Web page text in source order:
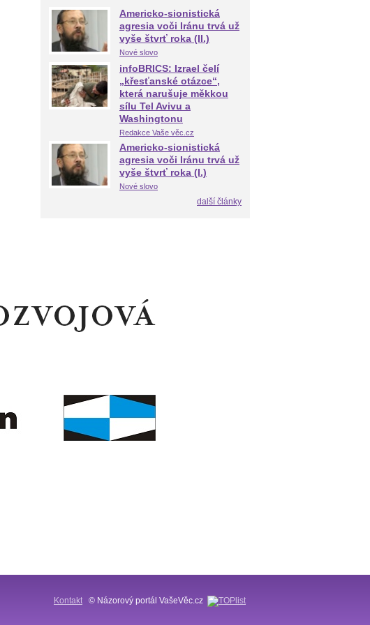
Americko-sionistická
agresia voči Iránu trvá už
vyše štvrť roka (II.)
Nové slovo
infoBRICS: Izrael čelí
„křesťanské otázce“,
která narušuje měkkou
sílu Tel Avivu a
Washingtonu
Redakce Vaše věc.cz
Americko-sionistická
agresia voči Iránu trvá už
vyše štvrť roka (I.)
Nové slovo
další články
Kontakt © Názorový portál VašeVěc.cz